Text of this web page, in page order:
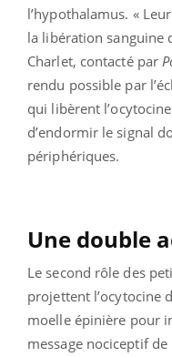
l’hypothalamus. «
la libération sanguine
Charlet, contacté par
rendu possible par
qui libèrent
d’endormir le signal
périphériques.
Une double
Le second rôle des
projettent l’ocytocine
moelle épinière pour
message nociceptif